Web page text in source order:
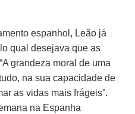
espanhol, Leão já
qual desejava que as
grandeza moral de uma
na sua capacidade de
as vidas mais frágeis”.
na Espanha